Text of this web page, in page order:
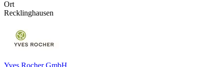
Ort
Recklinghausen
Yves Rocher GmbH